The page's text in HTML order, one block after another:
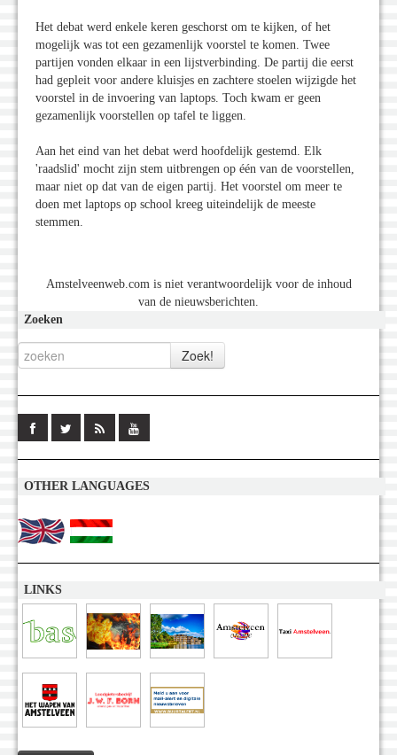
Het debat werd enkele keren geschorst om te kijken, of het
mogelijk was tot een gezamenlijk voorstel te komen. Twee
partijen vonden elkaar in een lijstverbinding. De partij die eerst
had gepleit voor andere kluisjes en zachtere stoelen wijzigde het
voorstel in de invoering van laptops. Toch kwam er geen
gezamenlijk voorstellen op tafel te liggen.
Aan het eind van het debat werd hoofdelijk gestemd. Elk
'raadslid' mocht zijn stem uitbrengen op één van de voorstellen,
maar niet op dat van de eigen partij. Het voorstel om meer te
doen met laptops op school kreeg uiteindelijk de meeste
stemmen.
Amstelveenweb.com is niet verantwoordelijk voor de inhoud
van de nieuwsberichten.
Zoeken
OTHER LANGUAGES
LINKS